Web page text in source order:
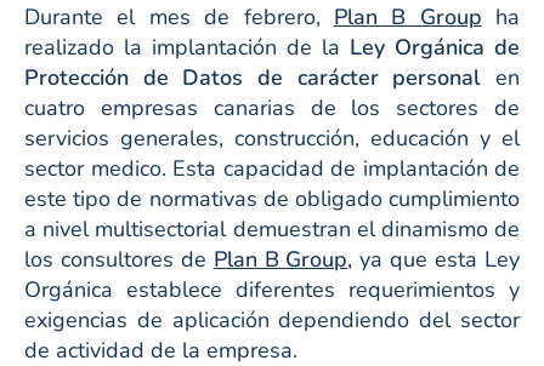
Durante el mes de febrero, Plan B Group ha
realizado la implantación de la Ley Orgánica de
Protección de Datos de carácter personal en
cuatro empresas canarias de los sectores de
servicios generales, construcción, educación y el
sector medico. Esta capacidad de implantación de
este tipo de normativas de obligado cumplimiento
a nivel multisectorial demuestran el dinamismo de
los consultores de Plan B Group, ya que esta Ley
Orgánica establece diferentes requerimientos y
exigencias de aplicación dependiendo del sector
de actividad de la empresa.